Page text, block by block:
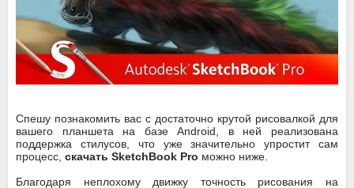
Спешу познакомить вас с достаточно крутой рисовалкой для
вашего планшета на базе Android, в ней реализована
поддержка стилусов, что уже значительно упростит сам
процесс, скачать SketchBook Pro можно ниже.
Благодаря неплохому движку точность рисования на